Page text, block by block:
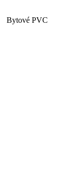
Bytové PVC